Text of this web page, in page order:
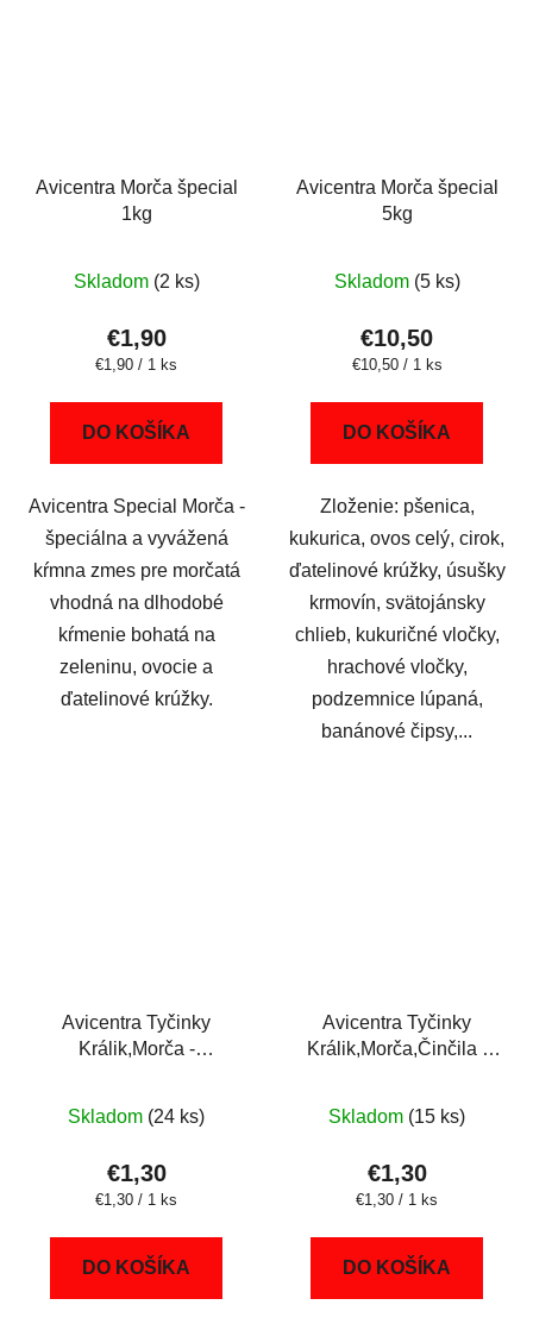
Avicentra Morča špecial
1kg
Skladom (2 ks)
€1,90
Jednotková
€1,90 / 1 ks
DO KOŠÍKA
Avicentra Special Morča -
špeciálna a vyvážená
kŕmna zmes pre morčatá
vhodná na dlhodobé
kŕmenie bohatá na
zeleninu, ovocie a
ďatelinové krúžky.
Avicentra Morča špecial
5kg
Skladom (5 ks)
€10,50
Jednotková
€10,50 / 1 ks
DO KOŠÍKA
Zloženie: pšenica,
kukurica, ovos celý, cirok,
ďatelinové krúžky, úsušky
krmovín, svätojánsky
chlieb, kukuričné vločky,
hrachové vločky,
podzemnice lúpaná,
banánové čipsy,...
Avicentra Tyčinky
Králik,Morča -
Skladom (24 ks)
€1,30
Jednotková
€1,30 / 1 ks
DO KOŠÍKA
Avicentra Tyčinky
Králik,Morča,Činčila -
Skladom (15 ks)
€1,30
Jednotková
€1,30 / 1 ks
DO KOŠÍKA